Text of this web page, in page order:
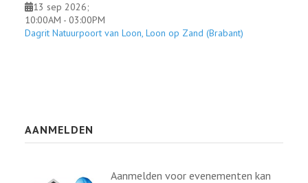
13 sep 2026;
10:00AM -03:00PM
Dagrit Natuurpoort van Loon, Loon op Zand (Brabant)
AANMELDEN
Aanmelden voor evenementen kan